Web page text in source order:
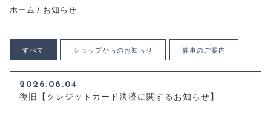
新着商品
お知らせ
NEWS
CAMPAIGN
カテゴリー
CATEGORY
ホーム お知らせ
すべて ショップからのお知らせ 催事のご案内
2026.08.04
復旧【クレジットカード決済に関するお知らせ】